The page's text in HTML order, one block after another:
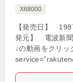
X68000
【発売日】
発元】 電波新
↓の動画をクリ